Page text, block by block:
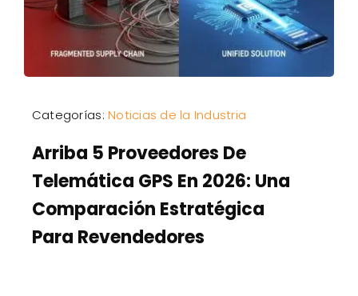
Categorías:Noticias de la Industria
Arriba 5 Proveedores De
Telemática GPS En 2026: Una
Comparación Estratégica
Para Revendedores